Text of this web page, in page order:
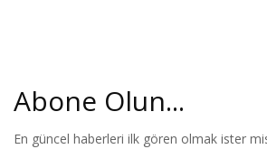
Abone Olun...
En güncel haberleri ilk gören olmak ister